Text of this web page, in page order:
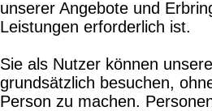
unserer Angebote und
Leistungen erforderlich ist.
Sie als Nutzer können
grundsätzlich besuchen,
Person zu machen.